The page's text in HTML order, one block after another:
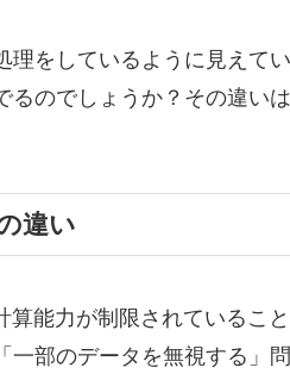
理をしているように見えて
るのでしょうか？その違い
違い
算能力が制限されているこ
一部のデータを無視する」